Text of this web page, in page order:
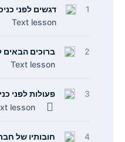
1
דגשים לפני
Text lesson
2
ברוכים
Text lesson
3
פעולות לפני
lesson
4
חובותיו של